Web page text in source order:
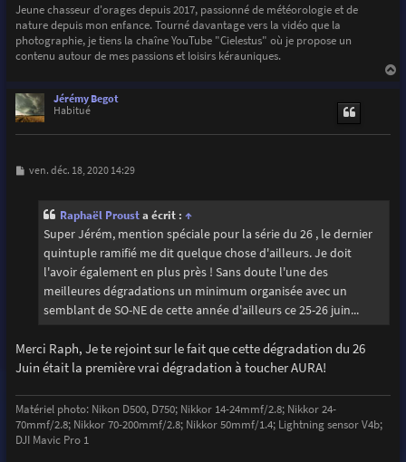
Jeune chasseur d'orages depuis 2017, passionné de météorologie et de
nature depuis mon enfance. Tourné davantage vers la vidéo que la
photographie, je tiens la chaîne YouTube "Cielestus" où je propose un
contenu autour de mes passions et loisirs kérauniques.
Jérémy Begot
Habitué
M
ven. déc. 18, 2020 14:29
Raphaël Prousta écrit : ↑
Super Jérém, mention spéciale pour la série du 26 , le dernier
quintuple ramifié me dit quelque chose d'ailleurs. Je doit
l'avoir également en plus près ! Sans doute l'une des
meilleures dégradations un minimum organisée avec un
semblant de SO-NE de cette année d'ailleurs ce 25-26 juin...
Merci Raph, Je te rejoint sur le fait que cette dégradation du 26
Juin était la première vrai dégradation à toucher AURA!
Matériel photo: Nikon D500, D750; Nikkor 14-24mmf/2.8; Nikkor 24-
70mmf/2.8; Nikkor 70-200mmf/2.8; Nikkor 50mmf/1.4; Lightning sensor V4b;
DJI Mavic Pro 1